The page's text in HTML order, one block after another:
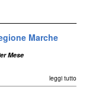
Marche
Mese
leggi tutto